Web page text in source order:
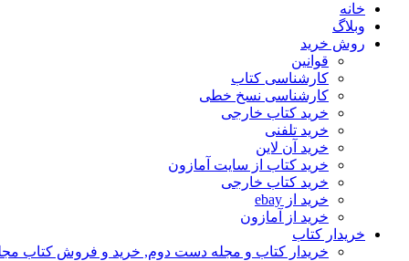
خانه
وبلاگ
روش خرید
قوانین
کارشناسی کتاب
کارشناسی نسخ خطی
خرید کتاب خارجی
خرید تلفنی
خرید آن لاین
خرید کتاب از سایت آمازون
خرید کتاب خارجی
خرید از ebay
خرید از آمازون
خریدار کتاب
خریدار کتاب و مجله دست دوم, خرید و فروش کتاب